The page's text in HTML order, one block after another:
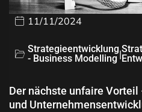
11/11/2024
Strategieentwicklung
- Business Modelling |
Der nächste unfaire
und